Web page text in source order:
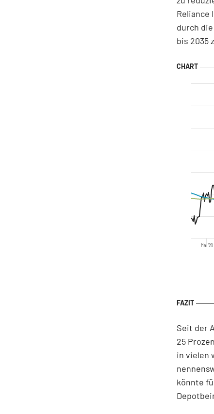
Reliance
durch
bis 2035
Mai '20
Seit der
25
in vielen
könnte